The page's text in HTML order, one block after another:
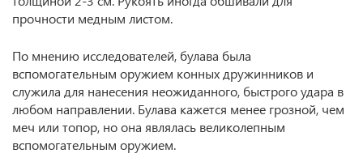
прочности медным листом.
По мнению исследователей, булава была
вспомогательным оружием конных дружинников и
служила для нанесения неожиданного, быстрого удара в
любом направлении. Булава кажется менее грозной, чем
меч или топор, но она являлась великолепным
вспомогательным оружием.